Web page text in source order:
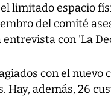
limitado espacio
del comité
entrevista con 'La
con el nuevo
Hay, además, 26